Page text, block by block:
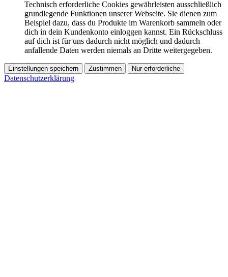
Technisch erforderliche Cookies gewährleisten ausschließlich
grundlegende Funktionen unserer Webseite. Sie dienen zum
Beispiel dazu, dass du Produkte im Warenkorb sammeln oder
dich in dein Kundenkonto einloggen kannst. Ein Rückschluss
auf dich ist für uns dadurch nicht möglich und dadurch
anfallende Daten werden niemals an Dritte weitergegeben.
Einstellungen speichern Zustimmen Nur erforderliche
Datenschutzerklärung